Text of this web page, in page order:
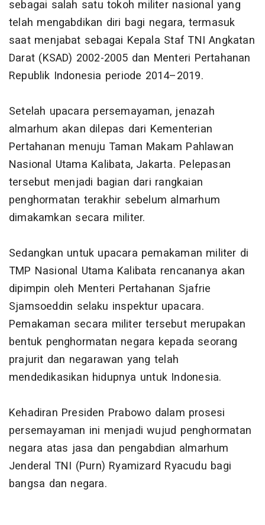
sebagai salah satu tokoh militer nasional yang
telah mengabdikan diri bagi negara, termasuk
saat menjabat sebagai Kepala Staf TNI Angkatan
Darat (KSAD) 2002-2005 dan Menteri Pertahanan
Republik Indonesia periode 2014–2019.
Setelah upacara persemayaman, jenazah
almarhum akan dilepas dari Kementerian
Pertahanan menuju Taman Makam Pahlawan
Nasional Utama Kalibata, Jakarta. Pelepasan
tersebut menjadi bagian dari rangkaian
penghormatan terakhir sebelum almarhum
dimakamkan secara militer.
Sedangkan untuk upacara pemakaman militer di
TMP Nasional Utama Kalibata rencananya akan
dipimpin oleh Menteri Pertahanan Sjafrie
Sjamsoeddin selaku inspektur upacara.
Pemakaman secara militer tersebut merupakan
bentuk penghormatan negara kepada seorang
prajurit dan negarawan yang telah
mendedikasikan hidupnya untuk Indonesia.
Kehadiran Presiden Prabowo dalam prosesi
persemayaman ini menjadi wujud penghormatan
negara atas jasa dan pengabdian almarhum
Jenderal TNI (Purn) Ryamizard Ryacudu bagi
bangsa dan negara.